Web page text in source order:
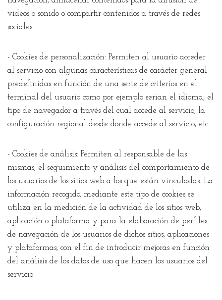
videos o sonido o compartir contenidos a través de redes
sociales.
- Cookies de personalización: Permiten al usuario acceder
al servicio con algunas características de carácter general
predefinidas en función de una serie de criterios en el
terminal del usuario como por ejemplo serian el idioma, el
tipo de navegador a través del cual accede al servicio, la
configuración regional desde donde accede al servicio, etc.
- Cookies de análisis: Permiten al responsable de las
mismas, el seguimiento y análisis del comportamiento de
los usuarios de los sitios web a los que están vinculadas. La
información recogida mediante este tipo de cookies se
utiliza en la medición de la actividad de los sitios web,
aplicación o plataforma y para la elaboración de perfiles
de navegación de los usuarios de dichos sitios, aplicaciones
y plataformas, con el fin de introducir mejoras en función
del análisis de los datos de uso que hacen los usuarios del
servicio.